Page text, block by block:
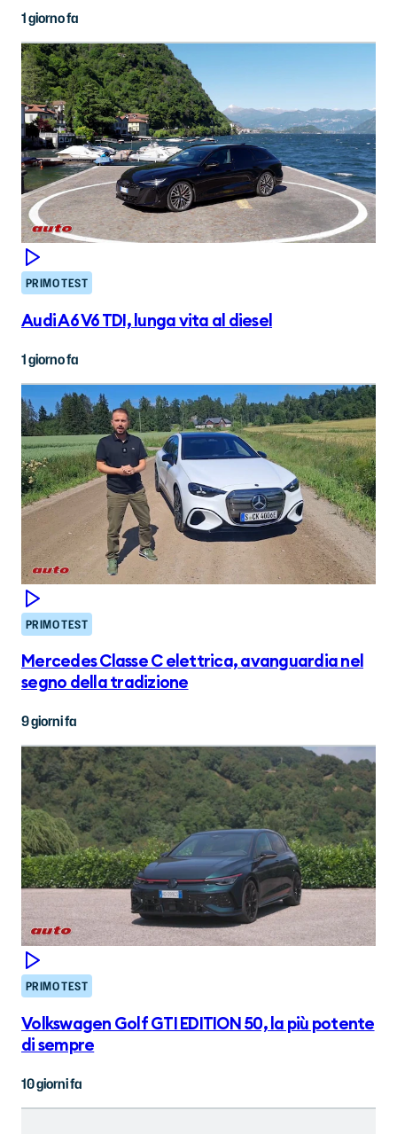
1 giorno fa
PRIMO TEST
Audi A6 V6 TDI, lunga vita al diesel
1 giorno fa
PRIMO TEST
Mercedes Classe C elettrica, avanguardia nel
segno della tradizione
9 giorni fa
PRIMO TEST
Volkswagen Golf GTI EDITION 50, la più potente
di sempre
10 giorni fa